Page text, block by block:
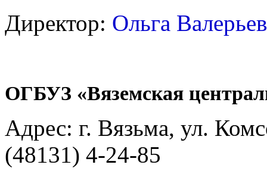
Директор: Ольга
ОГБУЗ «Вяземская
Адрес: г. Вязьма, ул.
(48131) 4-24-85